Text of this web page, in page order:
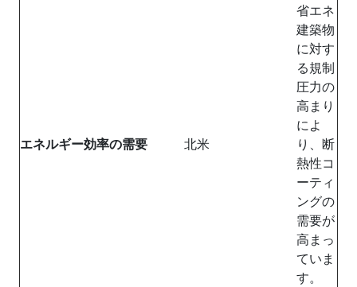
エネルギー効率の需要 北米
省エネ
建築物
に対す
る規制
圧力の
高まり
によ
り、断
熱性コ
ーティ
ングの
需要が
高まっ
ていま
す。